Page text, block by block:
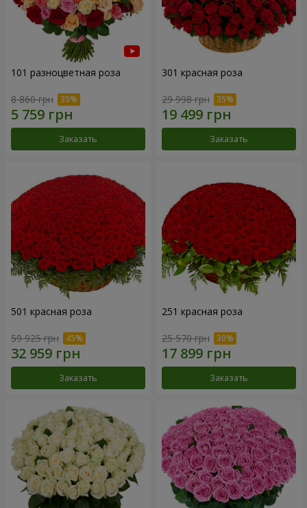
101 разноцветная роза
8 860 грн
Заказать
301 красная роза
29 998 грн
Заказать
501 красная роза
59 925 грн
Заказать
251 красная роза
25 570 грн
Заказать